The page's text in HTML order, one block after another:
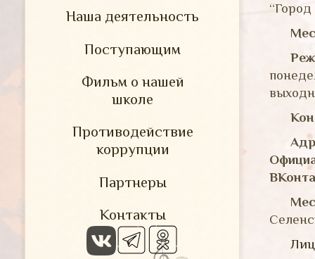
Наша деятельность
Поступающим
Фильм о нашей
школе
Противодействие
коррупции
Партнеры
Контакты
“Город